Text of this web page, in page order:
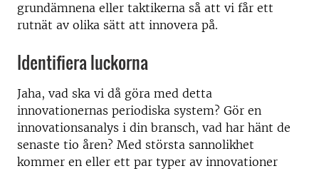
grundämnena eller taktikerna så att vi får ett
rutnät av olika sätt att innovera på.
Identifiera luckorna
Jaha, vad ska vi då göra med detta
innovationernas periodiska system? Gör en
innovationsanalys i din bransch, vad har hänt de
senaste tio åren? Med största sannolikhet
kommer en eller ett par typer av innovationer